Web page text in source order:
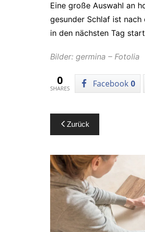
Eine große Auswahl an
gesunder Schlaf ist
in den nächsten Tag
Bilder: germina – Fotolia
0
SHARES Facebook 0
Zurück